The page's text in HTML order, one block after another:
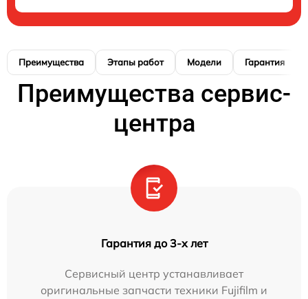
Преимущества Этапы работ Модели Гарантия
Преимущества сервис-
центра
Гарантия до 3-х лет
Сервисный центр устанавливает
оригинальные запчасти техники Fujifilm и